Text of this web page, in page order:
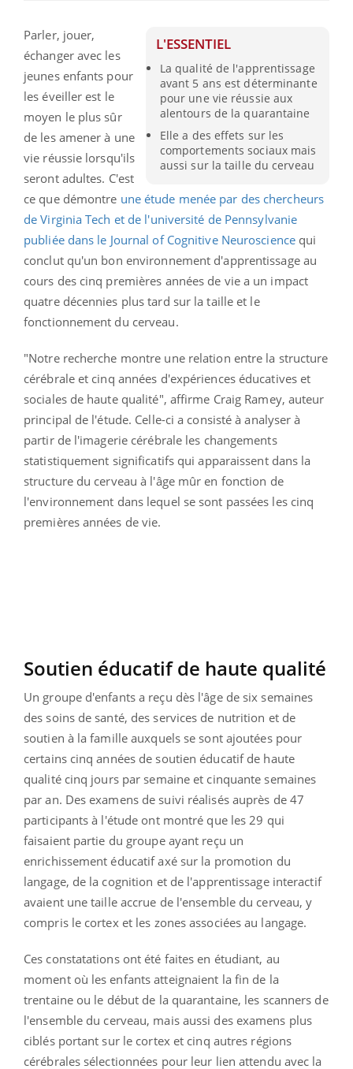
L'ESSENTIEL
La qualité de l'apprentissage
avant 5 ans est déterminante
pour une vie réussie aux
alentours de la quarantaine
Elle a des effets sur les
comportements sociaux mais
aussi sur la taille du cerveau
Parler, jouer,
échanger avec les
jeunes enfants pour
les éveiller est le
moyen le plus sûr
de les amener à une
vie réussie lorsqu'ils
seront adultes. C'est
ce que démontre une étude menée par des chercheurs
de Virginia Tech et de l'université de Pennsylvanie
publiée dans le Journal of Cognitive Neurosciencequi
conclut qu'un bon environnement d'apprentissage au
cours des cinq premières années de vie a un impact
quatre décennies plus tard sur la taille et le
fonctionnement du cerveau.
"Notre recherche montre une relation entre la structure
cérébrale et cinq années d'expériences éducatives et
sociales de haute qualité", affirme Craig Ramey, auteur
principal de l'étude. Celle-ci a consisté à analyser à
partir de l'imagerie cérébrale les changements
statistiquement significatifs qui apparaissent dans la
structure du cerveau à l'âge mûr en fonction de
l'environnement dans lequel se sont passées les cinq
premières années de vie.
Soutien éducatif de haute qualité
Un groupe d'enfants a reçu dès l'âge de six semaines
des soins de santé, des services de nutrition et de
soutien à la famille auxquels se sont ajoutées pour
certains cinq années de soutien éducatif de haute
qualité cinq jours par semaine et cinquante semaines
par an. Des examens de suivi réalisés auprès de 47
participants à l'étude ont montré que les 29 qui
faisaient partie du groupe ayant reçu un
enrichissement éducatif axé sur la promotion du
langage, de la cognition et de l'apprentissage interactif
avaient une taille accrue de l'ensemble du cerveau, y
compris le cortex et les zones associées au langage.
Ces constatations ont été faites en étudiant, au
moment où les enfants atteignaient la fin de la
trentaine ou le début de la quarantaine, les scanners de
l'ensemble du cerveau, mais aussi des examens plus
ciblés portant sur le cortex et cinq autres régions
cérébrales sélectionnées pour leur lien attendu avec la